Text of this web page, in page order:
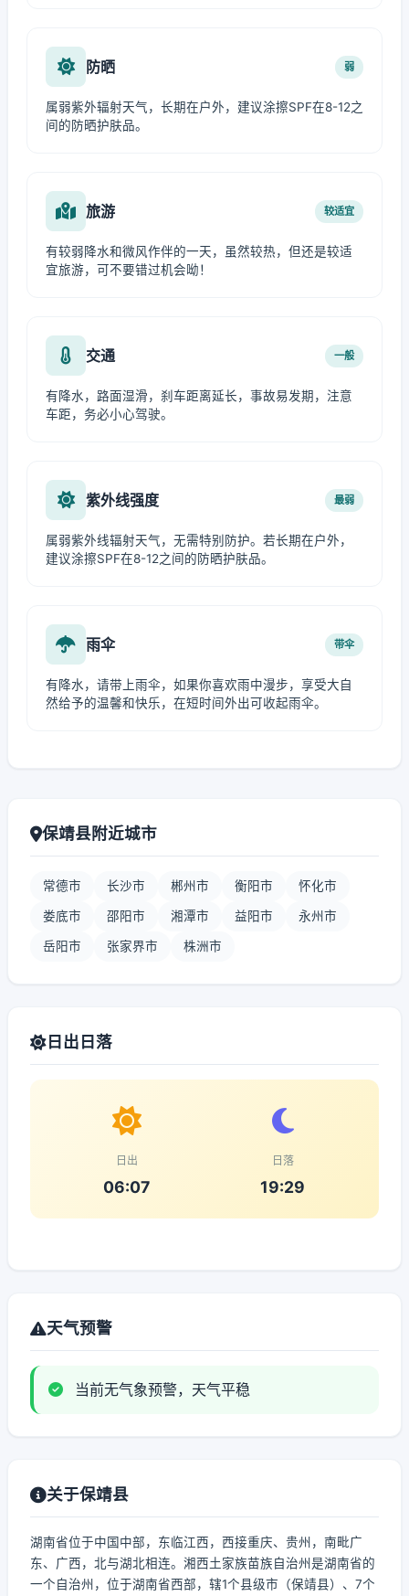
防晒 弱
属弱紫外辐射天气，长期在户外，建议涂擦SPF在8-12之
间的防晒护肤品。
旅游 较适宜
有较弱降水和微风作伴的一天，虽然较热，但还是较适
宜旅游，可不要错过机会呦！
交通 一般
有降水，路面湿滑，刹车距离延长，事故易发期，注意
车距，务必小心驾驶。
紫外线强度 最弱
属弱紫外线辐射天气，无需特别防护。若长期在户外，
建议涂擦SPF在8-12之间的防晒护肤品。
雨伞 带伞
有降水，请带上雨伞，如果你喜欢雨中漫步，享受大自
然给予的温馨和快乐，在短时间外出可收起雨伞。
保靖县附近城市
常德市 长沙市 郴州市 衡阳市 怀化市
娄底市 邵阳市 湘潭市 益阳市 永州市
岳阳市 张家界市 株洲市
日出日落
日出
06:07
日落
19:29
天气预警
当前无气象预警，天气平稳
关于保靖县
湖南省位于中国中部，东临江西，西接重庆、贵州，南毗广
东、广西，北与湖北相连。湘西土家族苗族自治州是湖南省的
一个自治州，位于湖南省西部，辖1个县级市（保靖县）、7个